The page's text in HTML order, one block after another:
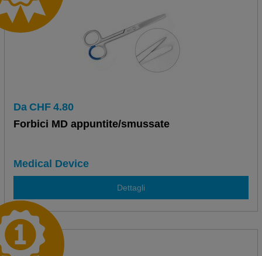
Da CHF 4.80
Forbici MD appuntite/smussate
Medical Device
Dettagli